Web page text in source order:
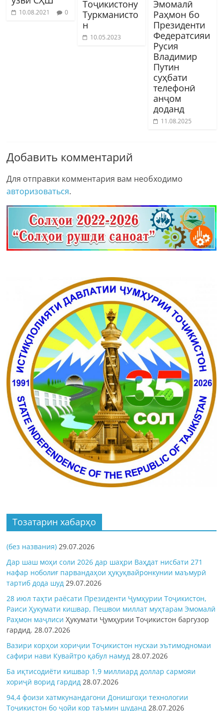
10.08.2021 0
Тоҷикистону
Туркманисто
н
10.05.2023
Эмомалӣ
Раҳмон бо
Президенти
Федератсияи
Русия
Владимир
Путин
суҳбати
телефонӣ
анҷом
доданд
11.08.2025
Добавить комментарий
Для отправки комментария вам необходимо
авторизоваться.
Тозатарин хабарҳо
(без названия) 29.07.2026
Дар шаш моҳи соли 2026 дар шаҳри Ваҳдат нисбати 271
нафар ноболиғ парвандаҳои ҳуқуқвайронкунии маъмурӣ
тартиб дода шуд 29.07.2026
28 июл таҳти раёсати Президенти Ҷумҳурии Тоҷикистон,
Раиси Ҳукумати кишвар, Пешвои миллат муҳтарам Эмомалӣ
Раҳмон маҷлисиҲукумати Ҷумҳурии Тоҷикистон баргузор
гардид.28.07.2026
Вазири корҳои хориҷии Тоҷикистон нусхаи эътимодномаи
сафири нави Кувайтро қабул намуд 28.07.2026
Ба иқтисодиёти кишвар 1,9 миллиард доллар сармояи
хориҷӣ ворид гардид 28.07.2026
94,4 фоизи хатмкунандагони Донишгоҳи технологии
Тоҷикистон бо ҷойи кор таъмин шуданд 28.07.2026